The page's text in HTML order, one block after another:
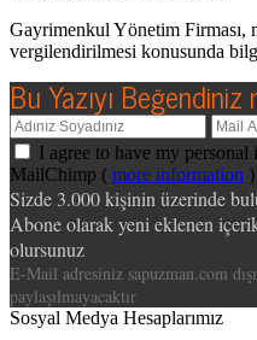
Gayrimenkul Yönetim Firması,
vergilendirilmesi konusunda
Bu Yazıyı Beğendiniz
I agree to have my
MailChimp ( more information )
Sizde 3.000 kişinin üzerinde
Abone olarak yeni eklenen
olursunuz
E-Mail adresiniz sapuzman.com
paylaşılmayacaktır
Sosyal Medya Hesaplarımız